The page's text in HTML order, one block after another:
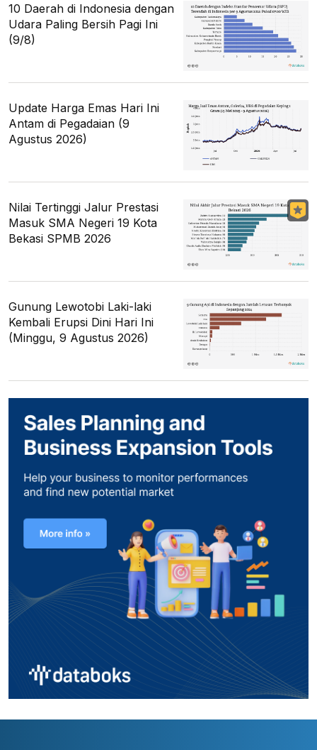
10 Daerah di Indonesia dengan
Udara Paling Bersih Pagi Ini
(9/8)
Update Harga Emas Hari Ini
Antam di Pegadaian (9
Agustus 2026)
Nilai Tertinggi Jalur Prestasi
Masuk SMA Negeri 19 Kota
Bekasi SPMB 2026
Gunung Lewotobi Laki-laki
Kembali Erupsi Dini Hari Ini
(Minggu, 9 Agustus 2026)